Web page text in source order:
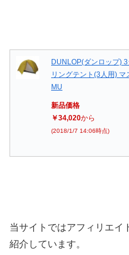
DUNLOP(ダンロップ)
リングテント(3人用) マ
MU
新品価格
￥34,020から
(2018/1/7 14:06時点)
当サイトではアフィリエイ
紹介しています。